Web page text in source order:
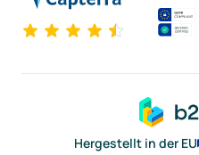
Hergestellt in der EU